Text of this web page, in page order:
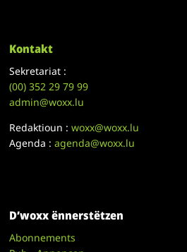
Kontakt
Sekretariat :
(00)352 29 79 99
admin@woxx.lu
Redaktioun :woxx@woxx.lu
Agenda :agenda@woxx.lu
D’woxx ënnerstëtzen
Abonnements